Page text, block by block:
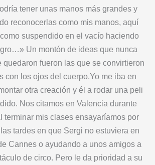
tener unas manos más grandes y
reconocerlas como mis manos, aquí
suspendido en el vacío haciendo
Un montón de ideas que nunca
quedaron fueron las que se convirtieron
con los ojos del cuerpo.Yo me iba en
otra creación y él a rodar una peli
Nos citamos en Valencia durante
terminar mis clases ensayaríamos por
tardes en que Sergi no estuviera en
Cannes o ayudando a unos amigos a
de circo. Pero le da prioridad a su